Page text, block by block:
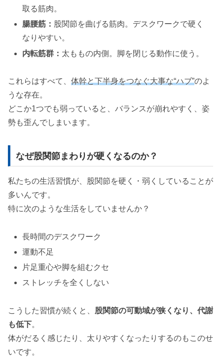
取る筋肉。
腸腰筋： 股関節を曲げる筋肉。デスクワークで硬く
なりやすい。
内転筋群： 太ももの内側。脚を閉じる動作に使う。
これらはすべて、 体幹と下半身をつなぐ大事な“ハブ”のよ
うな存在。
どこか1つでも弱っていると、バランスが崩れやすく、姿
勢も歪んでしまいます。
なぜ股関節まわりが硬くなるのか？
私たちの生活習慣が、股関節を硬く・弱くしていることが
多いんです。
特に次のような生活をしていませんか？
長時間のデスクワーク
運動不足
片足重心や脚を組むクセ
ストレッチを全くしない
こうした習慣が続くと、 股関節の可動域が狭くなり、代謝
も低下。
体がだるく感じたり、太りやすくなったりするのもこのせ
いです。